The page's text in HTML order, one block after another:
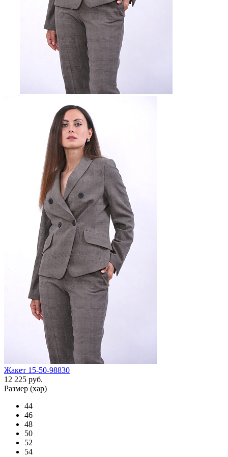
Жакет 15-50-98830
12 225 руб.
Размер (хар)
44
46
48
50
52
54